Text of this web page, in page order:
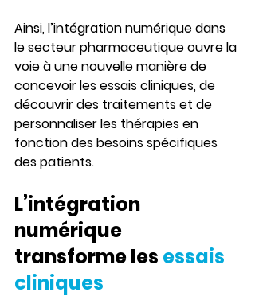
Ainsi, l’intégration numérique dans
le secteur pharmaceutique ouvre la
voie à une nouvelle manière de
concevoir les essais cliniques, de
découvrir des traitements et de
personnaliser les thérapies en
fonction des besoins spécifiques
des patients.
L’intégration
numérique
transforme les essais
cliniques